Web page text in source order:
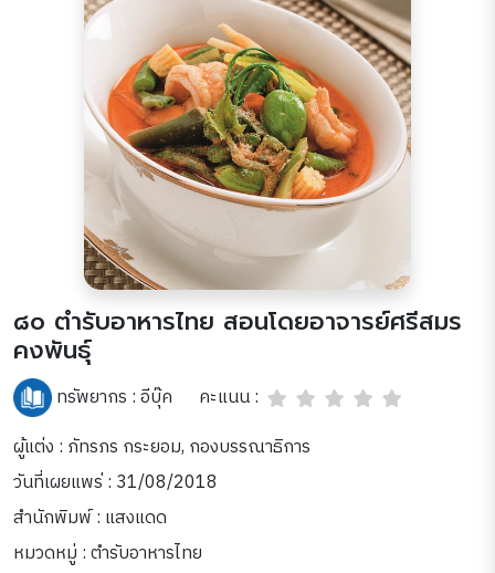
๘๐ ตำรับอาหารไทย สอนโดยอาจารย์ศรีสมร
คงพันธุ์
ทรัพยากร :อีบุ๊ค
คะแนน :
ผู้แต่ง : ภัทรภร กระยอม, กองบรรณาธิการ
วันที่เผยแพร่ : 31/08/2018
สำนักพิมพ์ : แสงแดด
หมวดหมู่ :ตำรับอาหารไทย